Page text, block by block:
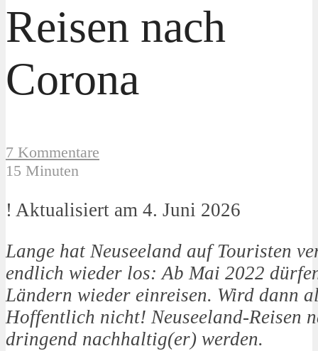
Reisen nach
Corona
7 Kommentare
15 Minuten
! Aktualisiert am 4. Juni 2026
Lange hat Neuseeland auf Touristen
endlich wieder los: Ab Mai 2022
Ländern wieder einreisen. Wird dann
Hoffentlich nicht! Neuseeland-Reisen
dringend nachhaltig(er) werden.